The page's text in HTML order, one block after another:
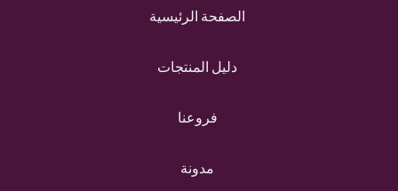
الصفحة الرئيسية
دليل المنتجات
فروعنا
مدونة